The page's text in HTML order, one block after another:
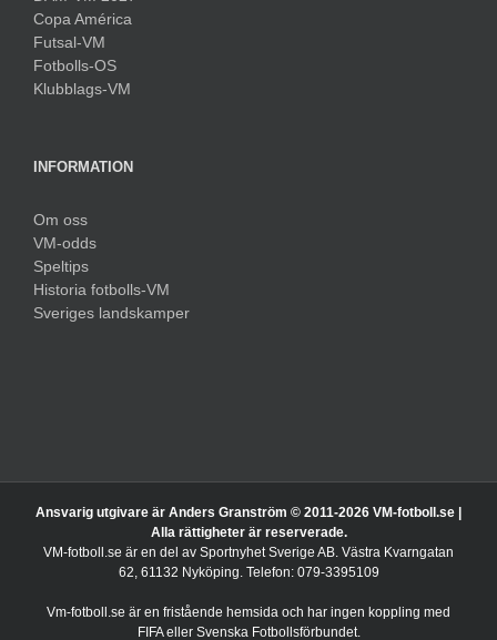
Copa América
Futsal-VM
Fotbolls-OS
Klubblags-VM
INFORMATION
Om oss
VM-odds
Speltips
Historia fotbolls-VM
Sveriges landskamper
Ansvarig utgivare är Anders Granström © 2011-2026 VM-fotboll.se |
Alla rättigheter är reserverade.
VM-fotboll.se är en del av Sportnyhet Sverige AB. Västra Kvarngatan
62, 61132 Nyköping. Telefon: 079-3395109
Vm-fotboll.se är en fristående hemsida och har ingen koppling med
FIFA eller Svenska Fotbollsförbundet.